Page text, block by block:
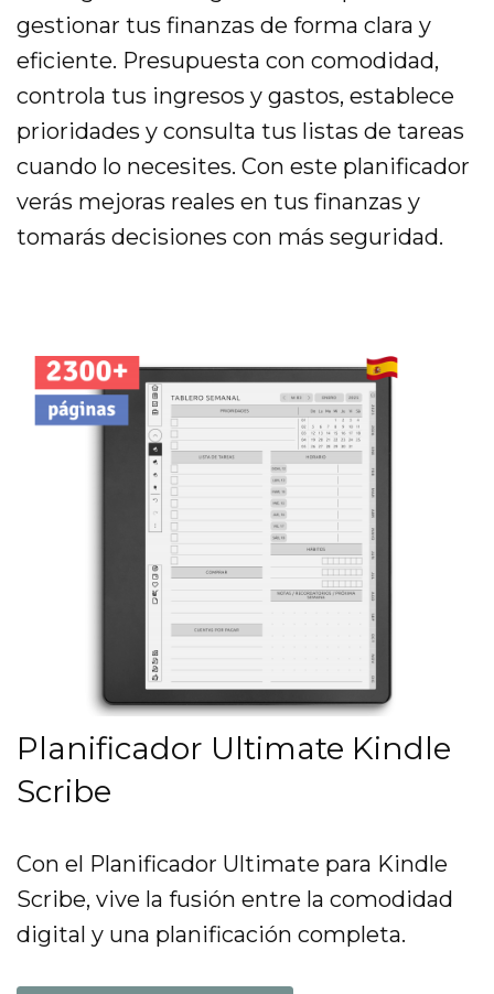
gestionar tus finanzas de forma clara y
eficiente. Presupuesta con comodidad,
controla tus ingresos y gastos, establece
prioridades y consulta tus listas de tareas
cuando lo necesites. Con este planificador
verás mejoras reales en tus finanzas y
tomarás decisiones con más seguridad.
Planificador Ultimate Kindle
Scribe
Con el Planificador Ultimate para Kindle
Scribe, vive la fusión entre la comodidad
digital y una planificación completa.